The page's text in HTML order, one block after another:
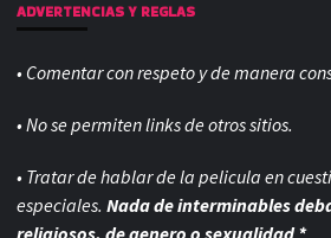
ADVERTENCIAS Y REGLAS
• Comentar con respeto y de manera
• No se permiten links de otros sitios.
• Tratar de hablar de la pelicula en
especiales. Nada de interminables